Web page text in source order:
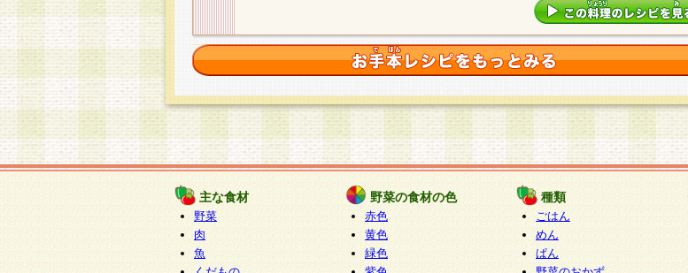
主な食材
野菜
肉
魚
野菜の食材の色
赤色
黄色
緑色
種類
ごはん
めん
ぱん